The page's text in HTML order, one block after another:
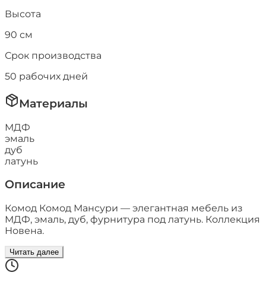
Высота
90 см
Срок производства
50 рабочих дней
Материалы
МДФ
эмаль
дуб
латунь
Описание
Комод Комод Мансури — элегантная мебель из
МДФ, эмаль, дуб, фурнитура под латунь. Коллекция
Новена.
Читать далее